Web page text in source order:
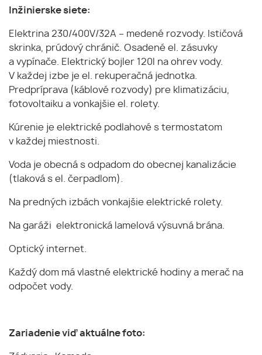
Inžinierske siete:
Elektrina 230/400V/32A – medené rozvody. Ističová
skrinka, prúdový chránič. Osadené el. zásuvky
a vypínače. Elektrický bojler 120l na ohrev vody.
V každej izbe je el. rekuperačná jednotka.
Predpríprava (káblové rozvody) pre klimatizáciu,
fotovoltaiku a vonkajšie el. rolety.
Kúrenie je elektrické podlahové s termostatom
v každej miestnosti.
Voda je obecná s odpadom do obecnej kanalizácie
(tlaková s el. čerpadlom).
Na predných izbách vonkajšie elektrické rolety.
Na garáži elektronická lamelová výsuvná brána.
Optický internet.
Každý dom má vlastné elektrické hodiny a merač na
odpočet vody.
Zariadenie viď aktuálne foto: